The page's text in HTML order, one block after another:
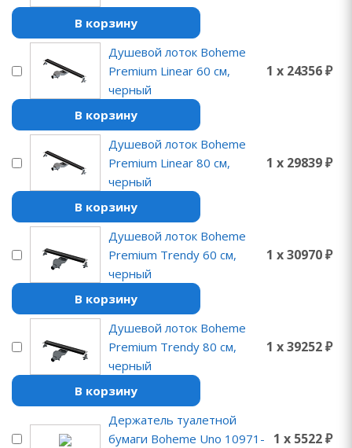
В корзину
Душевой лоток Boheme
Premium Linear 60 см,
черный
1 x 24356 ₽
В корзину
Душевой лоток Boheme
Premium Linear 80 см,
черный
1 x 29839 ₽
В корзину
Душевой лоток Boheme
Premium Trendy 60 см,
черный
1 x 30970 ₽
В корзину
Душевой лоток Boheme
Premium Trendy 80 см,
черный
1 x 39252 ₽
В корзину
Держатель туалетной
бумаги Boheme Uno 10971-
1 x 5522 ₽